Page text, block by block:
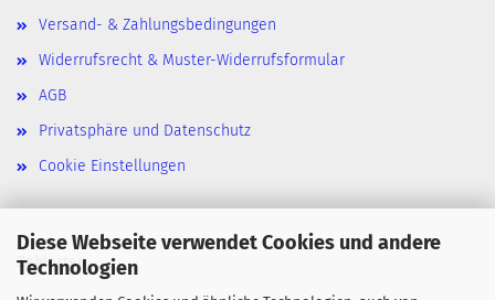
Diese Webseite verwendet Cookies und andere
Technologien
Versand- & Zahlungsbedingungen
Widerrufsrecht & Muster-Widerrufsformular
AGB
Privatsphäre und Datenschutz
Cookie Einstellungen
Zahlarten